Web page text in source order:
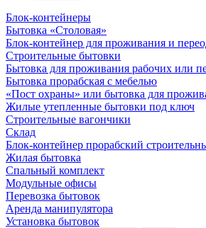
Блок-контейнеры
Бытовка «Столовая»
Блок-контейнер для проживания и
Строительные бытовки
Бытовка для проживания рабочих или
Бытовка прорабская с мебелью
«Пост охраны» или бытовка для
Жилые утепленные бытовки под ключ
Строительные вагончики
Склад
Блок-контейнер прорабский
Жилая бытовка
Спальный комплект
Модульные офисы
Перевозка бытовок
Аренда манипулятора
Установка бытовок